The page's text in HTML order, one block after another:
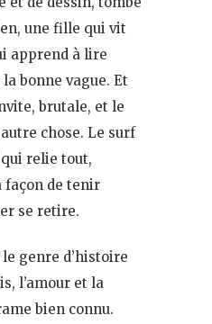
une fille qui vit
apprend à lire
bonne vague. Et
brutale, et le
chose. Le surf
relie tout,
façon de tenir
se retire.
le genre d’histoire
l’amour et la
bien connu.